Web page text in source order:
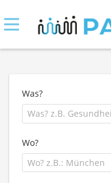
Was?
Wo?